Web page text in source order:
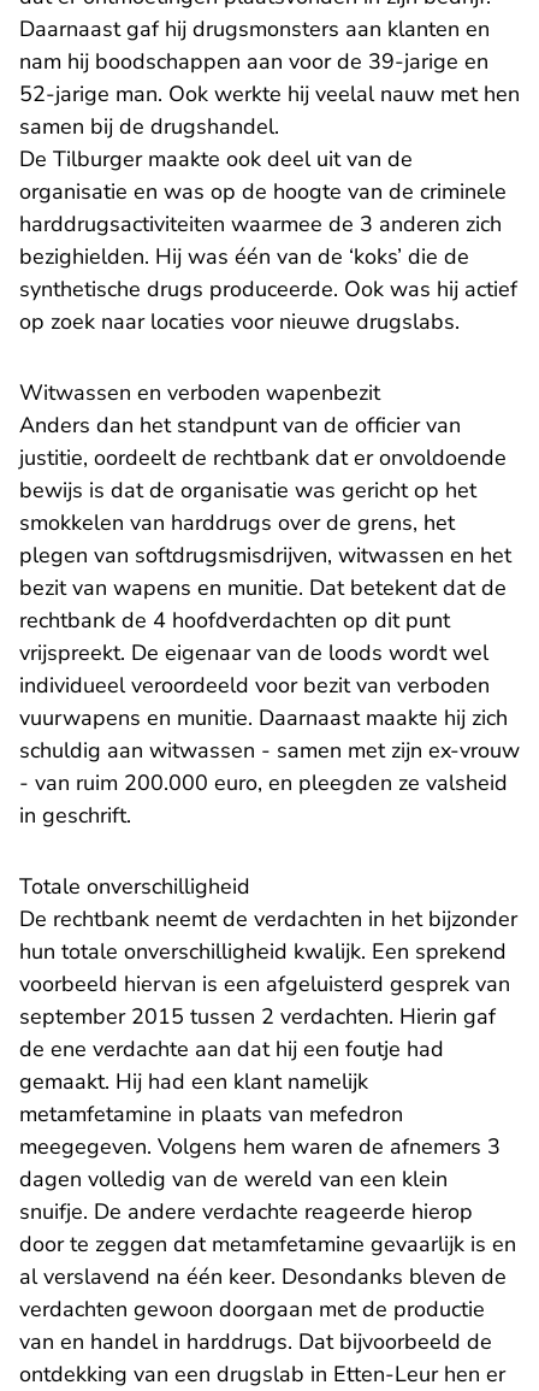
Daarnaast gaf hij drugsmonsters aan klanten en
nam hij boodschappen aan voor de 39-jarige en
52-jarige man. Ook werkte hij veelal nauw met hen
samen bij de drugshandel.
De Tilburger maakte ook deel uit van de
organisatie en was op de hoogte van de criminele
harddrugsactiviteiten waarmee de 3 anderen zich
bezighielden. Hij was één van de ‘koks’ die de
synthetische drugs produceerde. Ook was hij actief
op zoek naar locaties voor nieuwe drugslabs.
Witwassen en verboden wapenbezit
Anders dan het standpunt van de officier van
justitie, oordeelt de rechtbank dat er onvoldoende
bewijs is dat de organisatie was gericht op het
smokkelen van harddrugs over de grens, het
plegen van softdrugsmisdrijven, witwassen en het
bezit van wapens en munitie. Dat betekent dat de
rechtbank de 4 hoofdverdachten op dit punt
vrijspreekt. De eigenaar van de loods wordt wel
individueel veroordeeld voor bezit van verboden
vuurwapens en munitie. Daarnaast maakte hij zich
schuldig aan witwassen - samen met zijn ex-vrouw
- van ruim 200.000 euro, en pleegden ze valsheid
in geschrift.
Totale onverschilligheid
De rechtbank neemt de verdachten in het bijzonder
hun totale onverschilligheid kwalijk. Een sprekend
voorbeeld hiervan is een afgeluisterd gesprek van
september 2015 tussen 2 verdachten. Hierin gaf
de ene verdachte aan dat hij een foutje had
gemaakt. Hij had een klant namelijk
metamfetamine in plaats van mefedron
meegegeven. Volgens hem waren de afnemers 3
dagen volledig van de wereld van een klein
snuifje. De andere verdachte reageerde hierop
door te zeggen dat metamfetamine gevaarlijk is en
al verslavend na één keer. Desondanks bleven de
verdachten gewoon doorgaan met de productie
van en handel in harddrugs. Dat bijvoorbeeld de
ontdekking van een drugslab in Etten-Leur hen er